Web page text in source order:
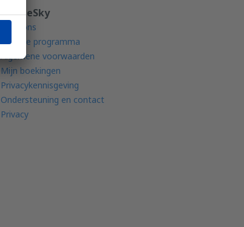
Over eSky
Over ons
Affiliate programma
Algemene voorwaarden
Mijn boekingen
Privacykennisgeving
Ondersteuning en contact
Privacy